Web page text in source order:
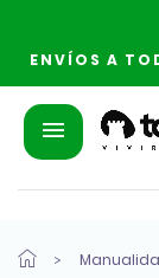
ENVÍOS A